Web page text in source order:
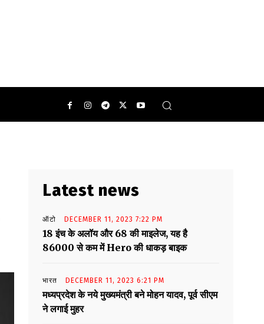
Latest news
ऑटो DECEMBER 11, 2023 7:22 PM
18 इंच के अलॉय और 68 की माइलेज, यह है
86000 से कम में Hero की धाकड़ बाइक
भारत DECEMBER 11, 2023 6:21 PM
मध्यप्रदेश के नये मुख्यमंत्री बने मोहन यादव, पूर्व सीएम
ने लगाई मुहर